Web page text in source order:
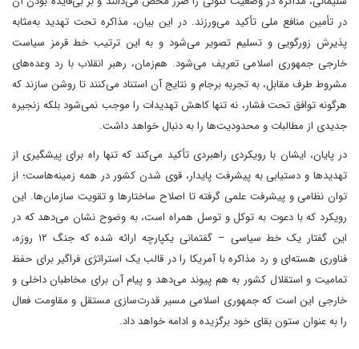
در تأمین منافع ملی تأکید می‌ورزند. در این بیان، مذاکره تحت تهدید به‌مثابه
پذیرش زورگویی و تسلیم تصویر می‌شود و به این ترتیب خط قرمز سیاست
خارجی جمهوری اسلامی تعریف می‌شود. هم‌زمان، رهبر انقلاب با رد وعده‌های
مشروط طرف مقابل، به تجربه برجام و نتایج آن استناد می‌کنند تا روشن سازند که
هرگونه توافق تحت فشار، نه تنها کاهش تهدیدات را موجب نمی‌شود بلکه زنجیره
جدیدی از مطالبات و محدودیت‌ها را به دنبال خواهد داشت.
در پایان، ایشان با رویکردی راهبردی تأکید می‌کند که تنها راه برای پیشگیری از
تهدیدها و دستیابی به پیشرفت پایدار، قوی شدن کشور در همه زمینه‌هاست؛ از
توان نظامی و پیشرفت علمی گرفته تا اصلاح ساختارها و تقویت سازمان‌ها. این
رویکرد که با دعوت به توکل و توسل همراه است، به وضوح نشان می‌دهد که در
این گفتار یک خط سیاسی – گفتمانی یکپارچه ارائه شده که جنگ ۱۲ روزه،
فناوری هسته‌ای و رد مذاکره با آمریکا را در قالب یک استراتژی فراگیر برای حفظ
تمامیت و استقلال کشور به هم پیوند می‌دهد و پیام آن برای مخاطبان داخلی و
خارجی این است که جمهوری اسلامی مسیر قدرت‌سازی مستقل و مقاومت فعال
را به عنوان ستون بقای خود برگزیده و ادامه خواهد داد.